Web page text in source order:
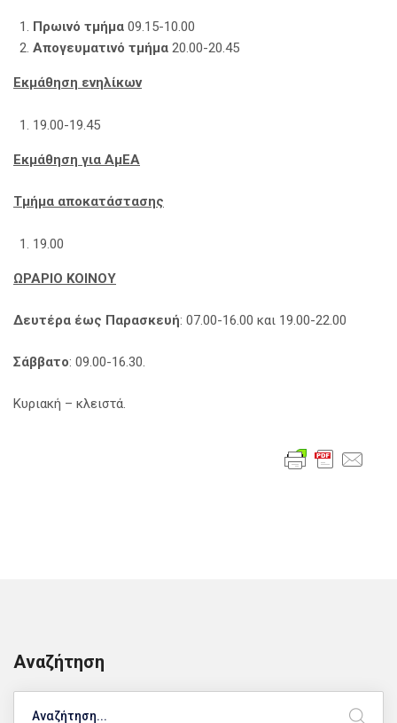
Πρωινό τμήμα 09.15-10.00
Απογευματινό τμήμα 20.00-20.45
Εκμάθηση ενηλίκων
19.00-19.45
Εκμάθηση για ΑμΕΑ
Τμήμα αποκατάστασης
19.00
ΩΡΑΡΙΟ ΚΟΙΝΟΥ
Δευτέρα έως Παρασκευή: 07.00-16.00 και 19.00-22.00
Σάββατο: 09.00-16.30.
Κυριακή – κλειστά.
Αναζήτηση